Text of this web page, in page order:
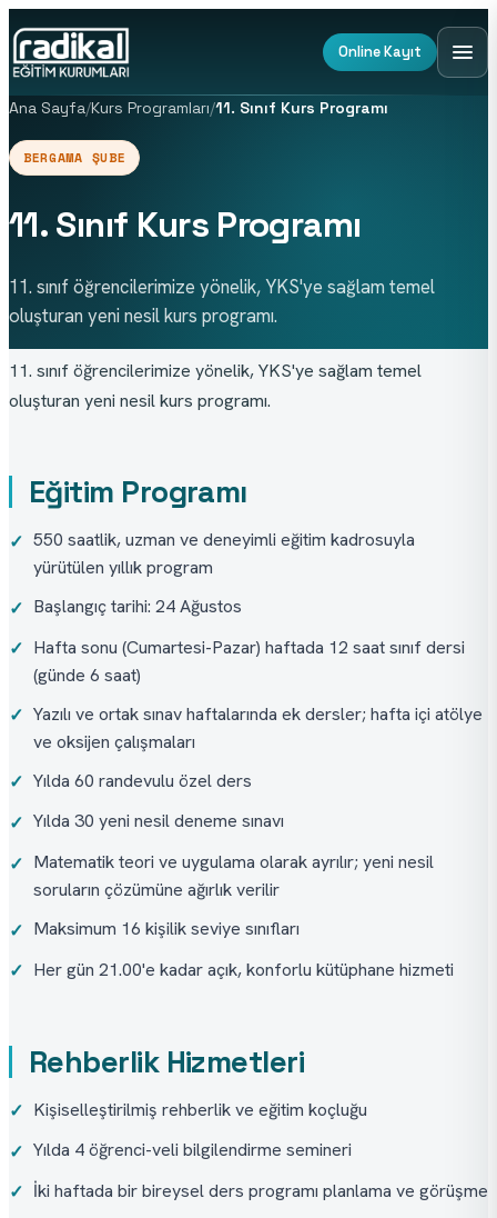
Online Kayıt
Ana Sayfa/Kurs Programları/11. Sınıf Kurs Programı
BERGAMA ŞUBE
11. Sınıf Kurs Programı
11. sınıf öğrencilerimize yönelik, YKS'ye sağlam temel
oluşturan yeni nesil kurs programı.
11. sınıf öğrencilerimize yönelik, YKS'ye sağlam temel
oluşturan yeni nesil kurs programı.
Eğitim Programı
✓ 550 saatlik, uzman ve deneyimli eğitim kadrosuyla
yürütülen yıllık program
✓ Başlangıç tarihi: 24 Ağustos
✓ Hafta sonu (Cumartesi-Pazar) haftada 12 saat sınıf dersi
(günde 6 saat)
✓ Yazılı ve ortak sınav haftalarında ek dersler; hafta içi atölye
ve oksijen çalışmaları
✓ Yılda 60 randevulu özel ders
✓ Yılda 30 yeni nesil deneme sınavı
✓ Matematik teori ve uygulama olarak ayrılır; yeni nesil
soruların çözümüne ağırlık verilir
✓ Maksimum 16 kişilik seviye sınıfları
✓ Her gün 21.00'e kadar açık, konforlu kütüphane hizmeti
Rehberlik Hizmetleri
✓ Kişiselleştirilmiş rehberlik ve eğitim koçluğu
✓ Yılda 4 öğrenci-veli bilgilendirme semineri
✓ İki haftada bir bireysel ders programı planlama ve görüşme